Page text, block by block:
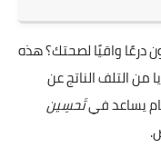
درعًا واقيًا لصحتك؟ هذه
من التلف الناتج عن
يساعد فيتَحسِين